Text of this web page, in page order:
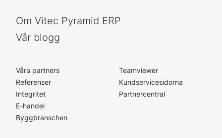
Om Vitec Pyramid ERP
Vår blogg
Våra partners
Referenser
Integritet
E-handel
Byggbranschen
Teamviewer
Kundservicesidorna
Partnercentral